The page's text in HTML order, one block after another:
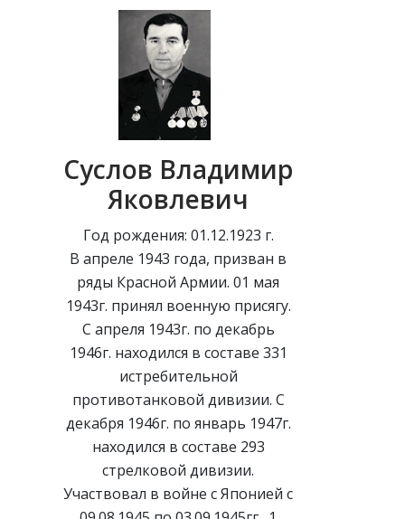
Суслов Владимир
Яковлевич
Год рождения: 01.12.1923 г.
В апреле 1943 года, призван в
ряды Красной Армии. 01 мая
1943г. принял военную присягу.
С апреля 1943г. по декабрь
1946г. находился в составе 331
истребительной
противотанковой дивизии. С
декабря 1946г. по январь 1947г.
находился в составе 293
стрелковой дивизии.
Участвовал в войне с Японией с